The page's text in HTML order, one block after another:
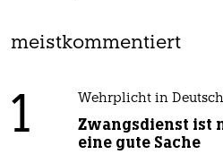
meistkommentiert
1 Wehrplicht in
Zwangsdienst ist
eine gute Sache